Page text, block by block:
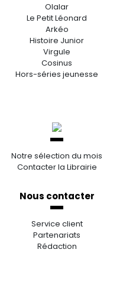
Olalar
Le Petit Léonard
Arkéo
Histoire Junior
Virgule
Cosinus
Hors-séries jeunesse
Notre sélection du mois
Contacter la Librairie
Nous contacter
Service client
Partenariats
Rédaction